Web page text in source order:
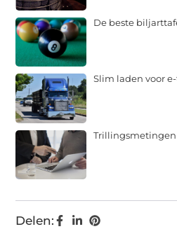
Delen:
De beste
Slim laden voor